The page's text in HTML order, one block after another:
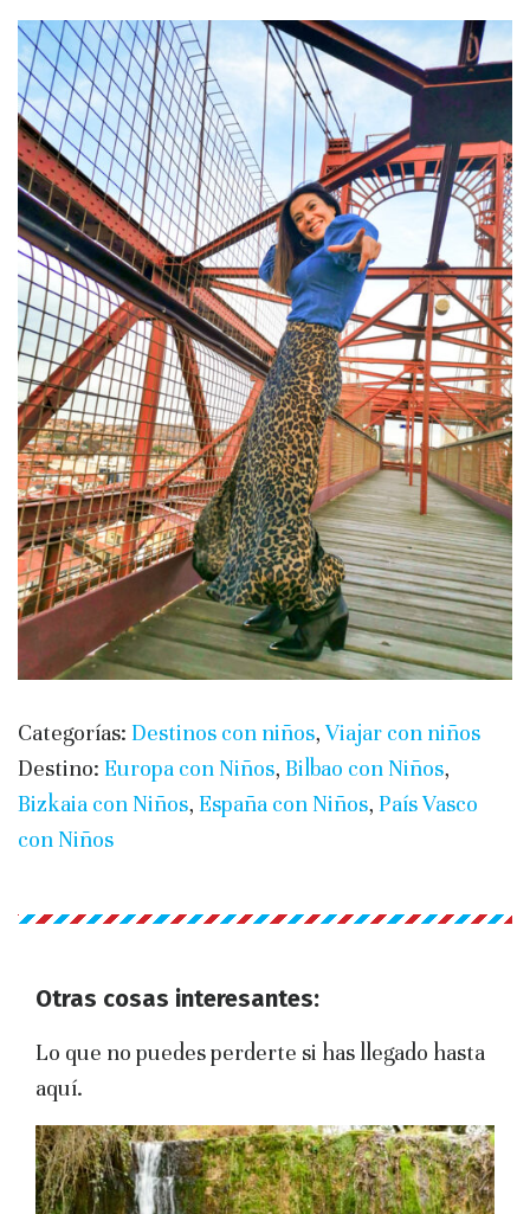
Categorías: Destinos con niños, Viajar con niños
Destino: Europa con Niños, Bilbao con Niños,
Bizkaia con Niños, España con Niños, País Vasco
con Niños
Otras cosas interesantes:
Lo que no puedes perderte si has llegado hasta
aquí.